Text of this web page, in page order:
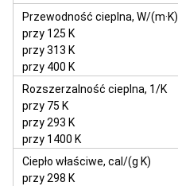
Przewodność cieplna, W/(m·K)
przy 125 K
przy 313 K
przy 400 K
Rozszerzalność cieplna, 1/K
przy 75 K
przy 293 K
przy 1400 K
Ciepło właściwe, cal/(g K)
przy 298 K